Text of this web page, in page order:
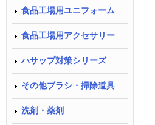
食品工場用ユニフォーム
食品工場用アクセサリー
ハサップ対策シリーズ
その他ブラシ・掃除道具
洗剤・薬剤